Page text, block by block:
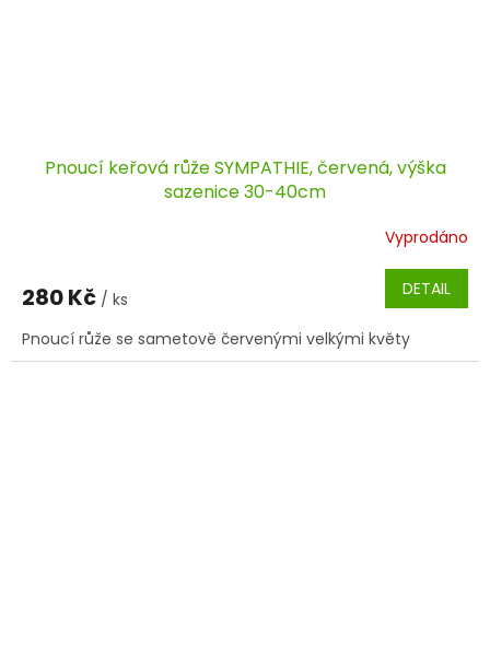
Pnoucí keřová růže SYMPATHIE, červená, výška
sazenice 30-40cm
Vyprodáno
280 Kč / ks DETAIL
Pnoucí růže se sametově červenými velkými květy